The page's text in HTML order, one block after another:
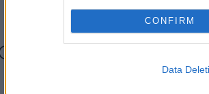
CONFIRM
Data
ΑΠΟ ΤΟ